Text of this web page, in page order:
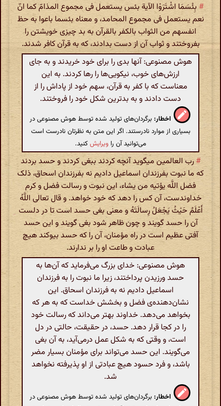
# بِئْسَمَا اشْتَرَوْا الآیة بئس یستعمل فی مجموع المذامّ کما انّ
نعم یستعمل فی مجموع المحامد، و معناه بئسما باعوا به حظ
انفسهم من الثواب بالکفر بالقرآن به بد چیزی خویشتن را
بفروختند و ثواب آن از دست بدادند، که به قرآن کافر شدند.
هوش مصنوعی: آنها بدی را برای خود خریدند و به جای
ارزش‌های خوب، نیکویی‌ها را رها کردند. به این
معناست که با کفر به قرآن، سهم خود از پاداش را از
دست دادند و به بدترین شکل خود را فروختند.
اخطار: برگردان‌های تولید شده توسط هوش مصنوعی در
بسیاری از موارد نادرستند. اگر این متن به نظرتان نادرست است
می‌توانید آن را ویرایشکنید.
# رب العالمین میگوید آنچه کردند ببغی کردند و حسد بردند
که ما نبوت بفرزندان اسماعیل دادیم نه بفرزندان اسحاق، ذلک
فضل اللَّه یؤتیه من یشاء، این نبوت و رسالت فضل و کرم
خداوندست، آن کس را دهد که خود خواهد. و قال تعالی اللَّهُ
أَعْلَمُ حَیْثُ یَجْعَلُ رِسالَتَهُ و معنی بغی حسد است تا در دلست
آن را حسد گویند و چون ظاهر شود بغی گویند و این حسد
آفتی عظیم است در راه مؤمنان، آن را که حسد بیوکند هیچ
عبادت و طاعت او را بر ندارند.
هوش مصنوعی: خدای بزرگ می‌فرماید که آن‌ها به
حسد ورزیدن پرداختند، زیرا ما نبوت را به فرزندان
اسماعیل دادیم نه به فرزندان اسحاق. این
نشان‌دهنده‌ی فضل و بخشش خداست که به هر که
بخواهد می‌دهد. خداوند بهتر می‌داند که رسالت خود
را در کجا قرار دهد. حسد، در حقیقت، حالتی در دل
است، و وقتی که به شکل عمل درمی‌آید، به آن بغی
می‌گویند. این حسد می‌تواند برای مؤمنان بسیار مضر
باشد، و فرد حسود هیچ عبادتی از او پذیرفته نخواهد
شد.
اخطار: برگردان‌های تولید شده توسط هوش مصنوعی در